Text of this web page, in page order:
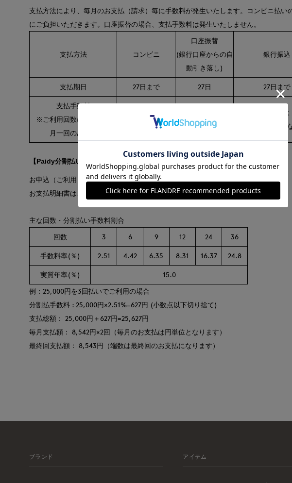
支払方法により、毎月のお支払（請求）毎に手数料が発生いたします。コンビニ払
にご負担いただきます。口座振替の場合、支払手数料は発生いたしません。
支払方法 コンビニ
口座振替
(銀行口座からの自
動引き落し)
銀行振込
支払期日 27日まで 27日 27日まで
支払手数料
※ご利用回数によらず、
月一回のみ発生
390円(税込) 0円
金融機関によ
振込手数料が異
【Paidy分割払い】
お申込（ご利用）日の翌々月からのお支払となります。
お支払明細書は、MyPaidy または毎月お届けする請求書でご確認ください。
主な回数・分割払い手数料割合
回数
3 6 9 12 24 36
手数料率(％) 2.51 4.42 6.35 8.31 16.37 24.8
実質年率(％)
15.0
例：25,000円を3回払いでご利用の場合
分割払手数料 : 25,000円×2.51%=627円 (小数点以下切り捨て)
支払総額： 25,000円＋627円=25,627円
毎月支払額： 8,542円×2回（毎月のお支払は円単位となります）
最終回支払額： 8,543円（端数は最終回のお支払になります）
ブランド アイテム